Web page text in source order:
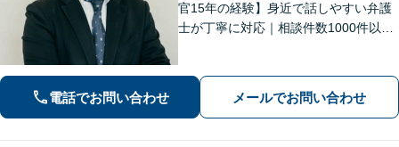
官15年の経験】身近で話しやすい弁護
士が丁寧に対応｜相談件数1000件以上
心してお任せください。【夜間対応】
電話でお問い合わせ メールでお問い合わせ